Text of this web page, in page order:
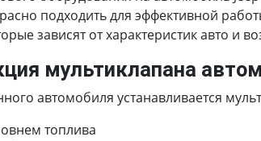
подходить для эффективной
зависят от характеристик авто и
мультиклапана
автомобиля устанавливается
топлива